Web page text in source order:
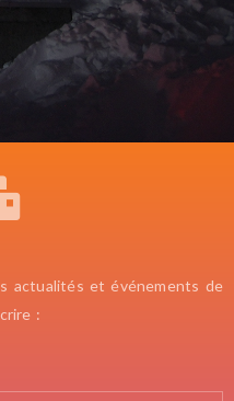
actualités et événements de
: